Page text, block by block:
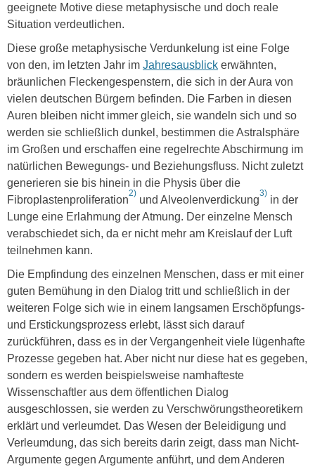
geeignete Motive diese metaphysische und doch reale
Situation verdeutlichen.
Diese große metaphysische Verdunkelung ist eine Folge
von den, im letzten Jahr im Jahresausblick erwähnten,
bräunlichen Fleckengespenstern, die sich in der Aura von
vielen deutschen Bürgern befinden. Die Farben in diesen
Auren bleiben nicht immer gleich, sie wandeln sich und so
werden sie schließlich dunkel, bestimmen die Astralsphäre
im Großen und erschaffen eine regelrechte Abschirmung im
natürlichen Bewegungs- und Beziehungsfluss. Nicht zuletzt
generieren sie bis hinein in die Physis über die
Fibroplastenproliferation
2)
und Alveolenverdickung
3)
in der
Lunge eine Erlahmung der Atmung. Der einzelne Mensch
verabschiedet sich, da er nicht mehr am Kreislauf der Luft
teilnehmen kann.
Die Empfindung des einzelnen Menschen, dass er mit einer
guten Bemühung in den Dialog tritt und schließlich in der
weiteren Folge sich wie in einem langsamen Erschöpfungs-
und Erstickungsprozess erlebt, lässt sich darauf
zurückführen, dass es in der Vergangenheit viele lügenhafte
Prozesse gegeben hat. Aber nicht nur diese hat es gegeben,
sondern es werden beispielsweise namhafteste
Wissenschaftler aus dem öffentlichen Dialog
ausgeschlossen, sie werden zu Verschwörungstheoretikern
erklärt und verleumdet. Das Wesen der Beleidigung und
Verleumdung, das sich bereits darin zeigt, dass man Nicht-
Argumente gegen Argumente anführt, und dem Anderen